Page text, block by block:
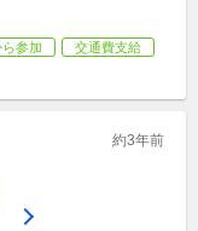
参加
交通費支給
約3年前